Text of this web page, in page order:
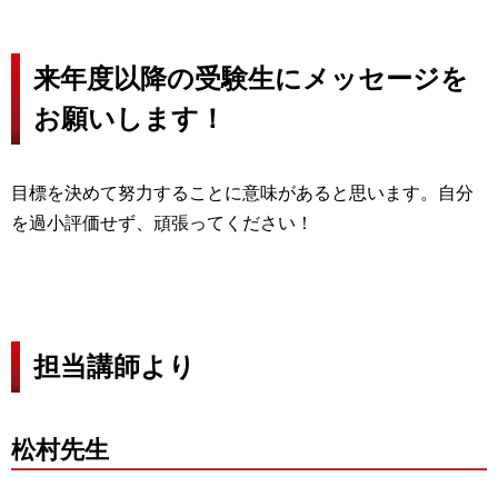
来年度以降の受験生にメッセージを
お願いします！
目標を決めて努力することに意味があると思います。自分
を過小評価せず、頑張ってください！
担当講師より
松村先生